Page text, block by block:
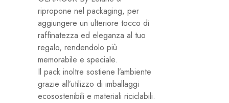
ripropone nel packaging, per
aggiungere un ulteriore tocco di
raffinatezza ed eleganza al tuo
regalo, rendendolo più
memorabile e speciale.
Il pack inoltre sostiene l’ambiente
grazie all’utilizzo di imballaggi
ecosostenibili e materiali riciclabili.